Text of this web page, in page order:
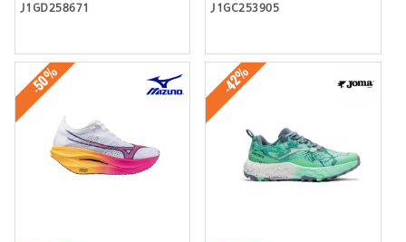
J1GD258671
J1GC253905
-50% -42%